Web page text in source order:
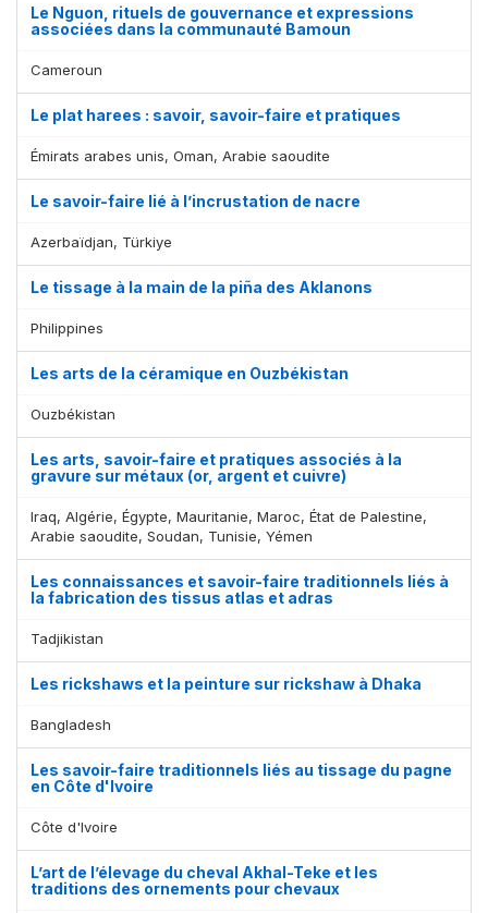
Le Nguon, rituels de gouvernance et expressions
associées dans la communauté Bamoun
Cameroun
Le plat harees : savoir, savoir-faire et pratiques
Émirats arabes unis, Oman, Arabie saoudite
Le savoir-faire lié à l’incrustation de nacre
Azerbaïdjan, Türkiye
Le tissage à la main de la piña des Aklanons
Philippines
Les arts de la céramique en Ouzbékistan
Ouzbékistan
Les arts, savoir-faire et pratiques associés à la
gravure sur métaux (or, argent et cuivre)
Iraq, Algérie, Égypte, Mauritanie, Maroc, État de Palestine,
Arabie saoudite, Soudan, Tunisie, Yémen
Les connaissances et savoir-faire traditionnels liés à
la fabrication des tissus atlas et adras
Tadjikistan
Les rickshaws et la peinture sur rickshaw à Dhaka
Bangladesh
Les savoir-faire traditionnels liés au tissage du pagne
en Côte d'Ivoire
Côte d'Ivoire
L’art de l’élevage du cheval Akhal-Teke et les
traditions des ornements pour chevaux